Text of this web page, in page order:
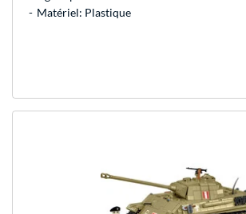
Matériel: Plastique